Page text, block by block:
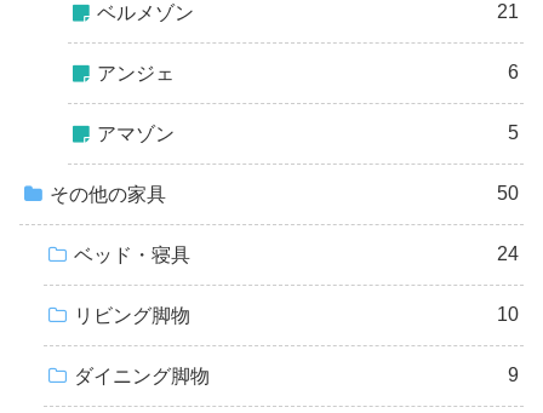
ベルメゾン 21
アンジェ 6
アマゾン 5
その他の家具 50
ベッド・寝具 24
リビング脚物 10
ダイニング脚物 9